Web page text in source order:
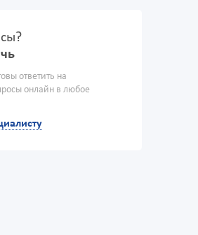
ответить на
онлайн в любое